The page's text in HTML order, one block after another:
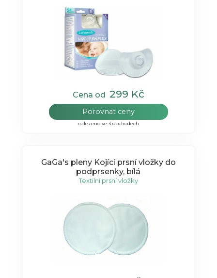
Cena od 299 Kč
Porovnat ceny
nalezeno ve 3 obchodech
GaGa's pleny Kojící prsní vložky do
podprsenky, bílá
Textilní prsní vložky